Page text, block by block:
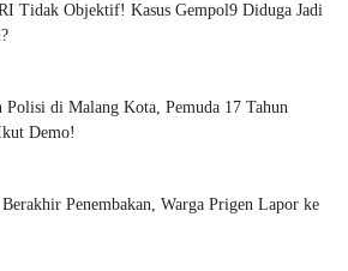
Tidak Objektif! Kasus Gempol9 Diduga Jadi
Polisi di Malang Kota, Pemuda 17 Tahun
Demo!
Penembakan, Warga Prigen Lapor ke